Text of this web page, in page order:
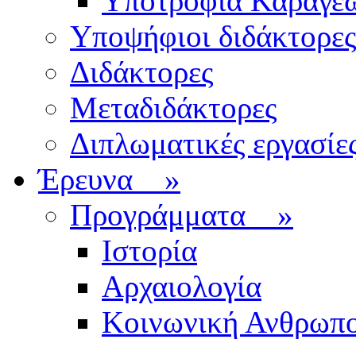
Υποψήφιοι διδάκτορες
Διδάκτορες
Μεταδιδάκτορες
Διπλωματικές
Έρευνα »
Προγράμματα »
Ιστορία
Αρχαιολογία
Κοινωνική